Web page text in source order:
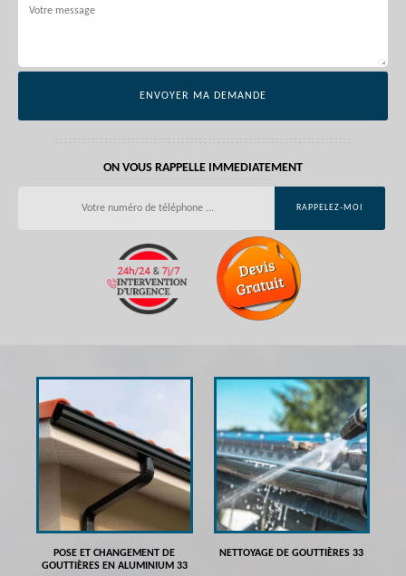
ON VOUS RAPPELLE IMMEDIATEMENT
POSE ET CHANGEMENT DE
GOUTTIÈRES EN ALUMINIUM 33
NETTOYAGE DE GOUTTIÈRES 33